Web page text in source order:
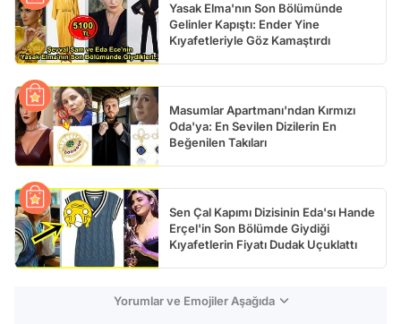
Yasak Elma'nın Son Bölümünde
Gelinler Kapıştı: Ender Yine
Kıyafetleriyle Göz Kamaştırdı
Masumlar Apartmanı'ndan Kırmızı
Oda'ya: En Sevilen Dizilerin En
Beğenilen Takıları
Sen Çal Kapımı Dizisinin Eda'sı Hande
Erçel'in Son Bölümde Giydiği
Kıyafetlerin Fiyatı Dudak Uçuklattı
Yorumlar ve Emojiler Aşağıda